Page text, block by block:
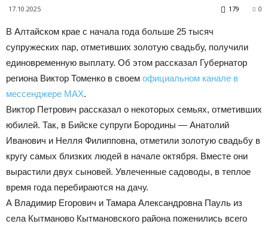
17.10.2025 0
179
В Алтайском крае с начала года больше 25 тысяч
супружеских пар, отметивших золотую свадьбу, получили
единовременную выплату. Об этом рассказал Губернатор
региона Виктор Томенко в своем официальном канале в
мессенджере MAX.
Виктор Петрович рассказал о некоторых семьях, отметивших
юбилей. Так, в Бийске супруги Бородины — Анатолий
Иванович и Нелля Филипповна, отметили золотую свадьбу в
кругу самых близких людей в начале октября. Вместе они
вырастили двух сыновей. Увлеченные садоводы, в теплое
время года перебираются на дачу.
А Владимир Егорович и Тамара Александровна Пауль из
села Кытманово Кытмановского района поженились всего